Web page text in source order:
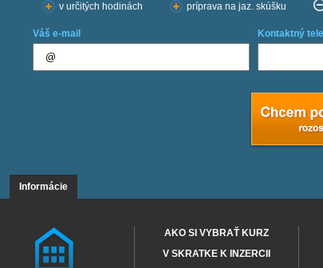
v určitých hodinách príprava na jaz. skúšku
Váš e-mail Kontaktný
Informácie
AKO SI VYBRAŤ KURZ
V SKRATKE K INZERCII